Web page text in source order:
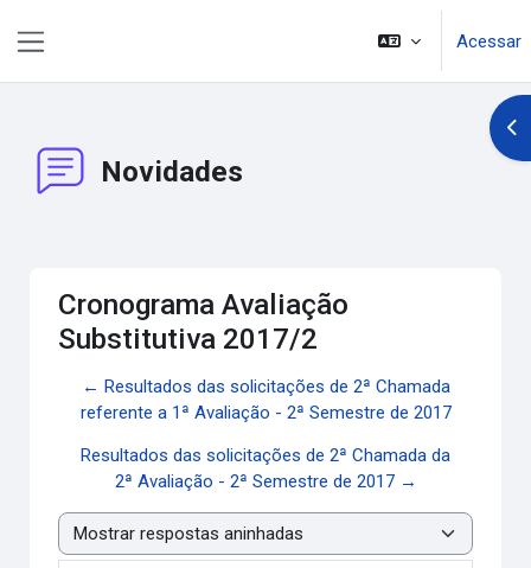
Acessar
Novidades
Cronograma Avaliação
Substitutiva 2017/2
← Resultados das solicitações de 2ª Chamada
referente a 1ª Avaliação - 2ª Semestre de 2017
Resultados das solicitações de 2ª Chamada da
2ª Avaliação - 2ª Semestre de 2017 →
Modo de visualização